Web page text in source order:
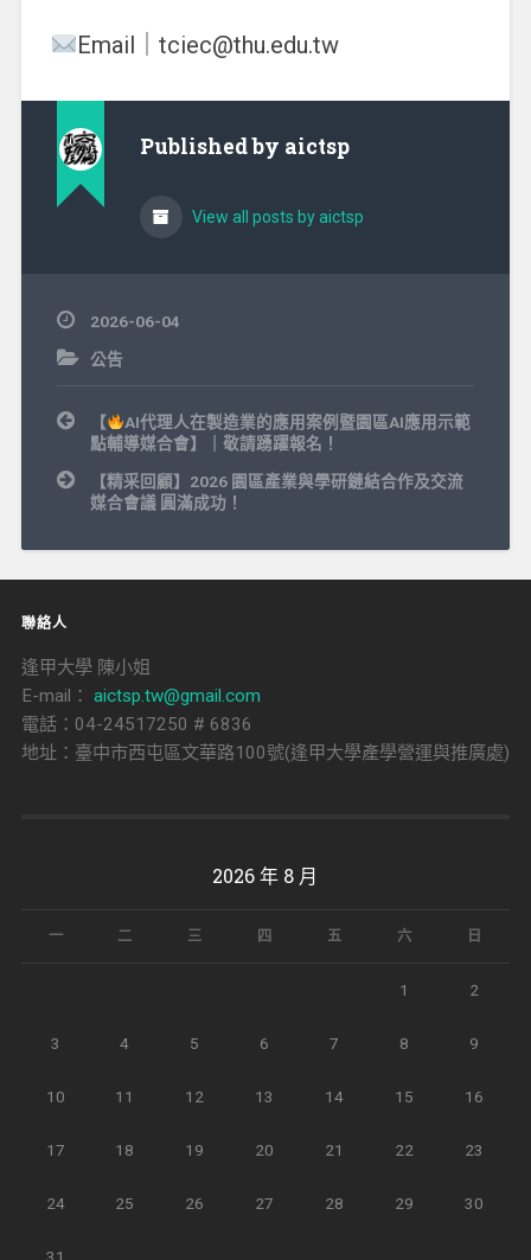
Email｜tciec@thu.edu.tw
Published by aictsp
View all posts by aictsp
2026-06-04
公告
文
章
覽
【
AI代理人在製造業的應用案例暨園區AI應用示範
點輔導媒合會】｜敬請踴躍報名！
【精采回顧】2026 園區產業與學研鏈結合作及交流
媒合會議 圓滿成功！
聯絡人
逢甲大學 陳小姐
E-mail： aictsp.tw@gmail.com
電話：04-24517250 # 6836
地址：臺中市西屯區文華路100號(逢甲大學產學營運與推廣處)
2026 年 8 月
一 二 三 四 五 六 日
1 2
3 4 5 6 7 8 9
10 11 12 13 14 15 16
17 18 19 20 21 22 23
24 25 26 27 28 29 30